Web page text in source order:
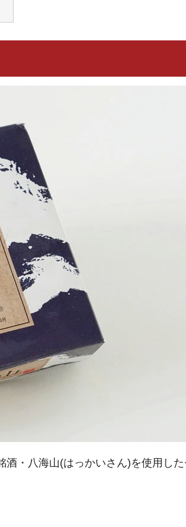
酒・八海山(はっかいさん)を使用し